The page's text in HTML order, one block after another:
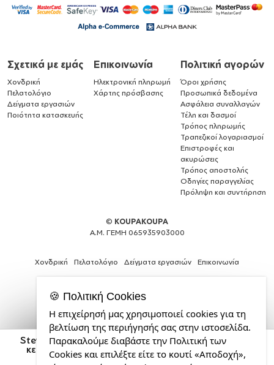
Steve Harrington, Stranger Things, Κούπα Μαγική,
κεραμική, 330ml που αλλάζει χρώμα με το ζεστό
ρόφημα
Σχετικά με εμάς
Χονδρική
Πελατολόγιο
Δείγματα εργασιών
Ποιότητα κατασκευής
Επικοινωνία
Ηλεκτρονική πληρωμή
Χάρτης πρόσβασης
Πολιτική αγορών
Όροι χρήσης
Προσωπικά δεδομένα
Ασφάλεια συναλλαγών
Τέλη και δασμοί
Τρόπος πληρωμής
Τραπεζικοί λογαριασμοί
Επιστροφές και
ακυρώσεις
Τρόπος αποστολής
Οδηγίες παραγγελίας
Πρόληψη και συντήρηση
© KOUPAKOUPA
Α.Μ. ΓΕΜΗ 065935903000
Χονδρική Πελατολόγιο Δείγματα εργασιών Επικοινωνία
Expert
Web
Development
Services
🍪 Πολιτική Cookies
Η επιχείρησή μας χρησιμοποιεί cookies για τη
βελτίωση της περιήγησής σας στην ιστοσελίδα.
Παρακαλούμε διαβάστε την Πολιτική των
Cookies και επιλέξτε είτε το κουτί «Αποδοχή»,